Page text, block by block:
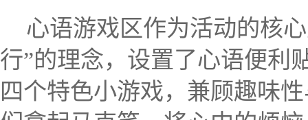
心语游戏区作为活动的核
行”的理念，设置了心语便利
四个特色小游戏，兼顾趣味